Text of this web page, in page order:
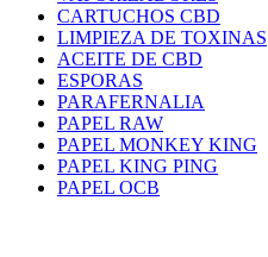
CARTUCHOS CBD
LIMPIEZA DE TOXINAS
ACEITE DE CBD
ESPORAS
PARAFERNALIA
PAPEL RAW
PAPEL MONKEY KING
PAPEL KING PING
PAPEL OCB